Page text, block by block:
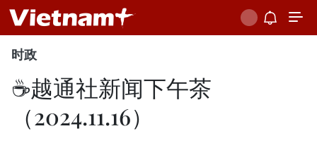
时政
☕️越通社新闻下午茶
（2024.11.16）